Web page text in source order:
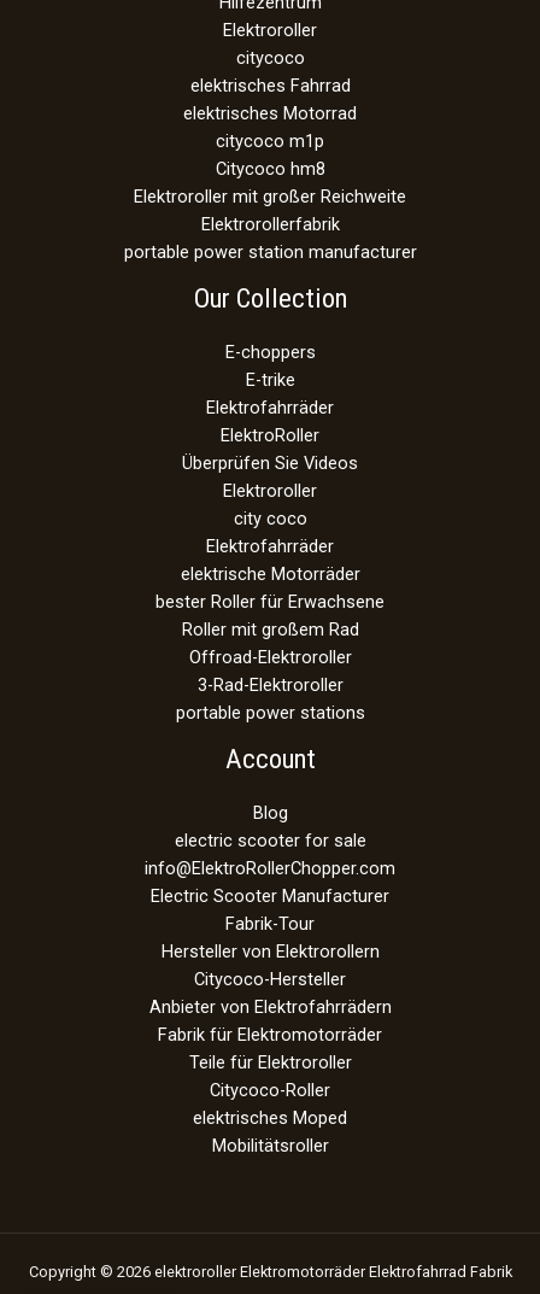
Elektroroller
citycoco
elektrisches Fahrrad
elektrisches Motorrad
citycoco m1p
Citycoco hm8
Elektroroller mit großer Reichweite
Elektrorollerfabrik
portable power station manufacturer
Our Collection
E-choppers
E-trike
Elektrofahrräder
ElektroRoller
Überprüfen Sie Videos
Elektroroller
city coco
Elektrofahrräder
elektrische Motorräder
bester Roller für Erwachsene
Roller mit großem Rad
Offroad-Elektroroller
3-Rad-Elektroroller
portable power stations
Account
Blog
electric scooter for sale
info@ElektroRollerChopper.com
Electric Scooter Manufacturer
Fabrik-Tour
Hersteller von Elektrorollern
Citycoco-Hersteller
Anbieter von Elektrofahrrädern
Fabrik für Elektromotorräder
Teile für Elektroroller
Citycoco-Roller
elektrisches Moped
Mobilitätsroller
Copyright © 2026 elektroroller Elektromotorräder Elektrofahrrad Fabrik